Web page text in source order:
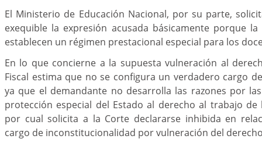
El Ministerio de Educación Nacional, por su parte,
exequible la expresión acusada básicamente porque
establecen un régimen prestacional especial para los
En lo que concierne a la supuesta vulneración al
Fiscal estima que no se configura un verdadero cargo
ya que el demandante no desarrolla las razones por
protección especial del Estado al derecho al trabajo
por cual solicita a la Corte declararse inhibida en
cargo de inconstitucionalidad por vulneración del